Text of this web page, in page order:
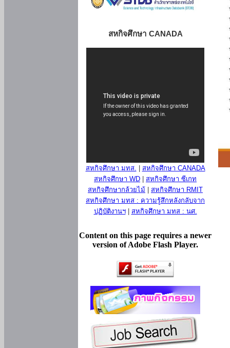
สหกิจศึกษา CANADA
สหกิจศึกษา มทส.
สหกิจศึกษา CANADA
สหกิจศึกษา WD
สหกิจศึกษา ซีเกท
สหกิจศึกษากล้วยไม้
สหกิจศึกษา RMIT
สหกิจศึกษา มทส : ความรู้สึกหลังกลับจาก
ปฏิบัติงานฯ| สหกิจศึกษา มทส : นศ.
Content on this page requires a newer
version of Adobe Flash Player.